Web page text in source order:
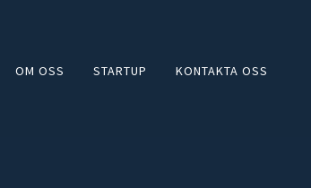
OM OSS STARTUP KONTAKTA OSS